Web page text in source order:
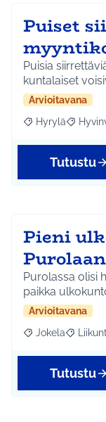
Puiset
Puisia
kuntalaiset
Arvioitavana
Rajaa tulokset
Hyrylä Rajaa
Tutustu
Pieni
Purolassa olisi
paikka
Arvioitavana
Rajaa tulokset
Jokela Rajaa
Tutustu